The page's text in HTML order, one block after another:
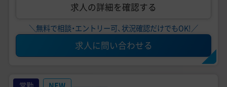
求人の詳細を確認する
＼無料で相談・エントリー可、状況確認だけでもOK!／
求人に問い合わせる